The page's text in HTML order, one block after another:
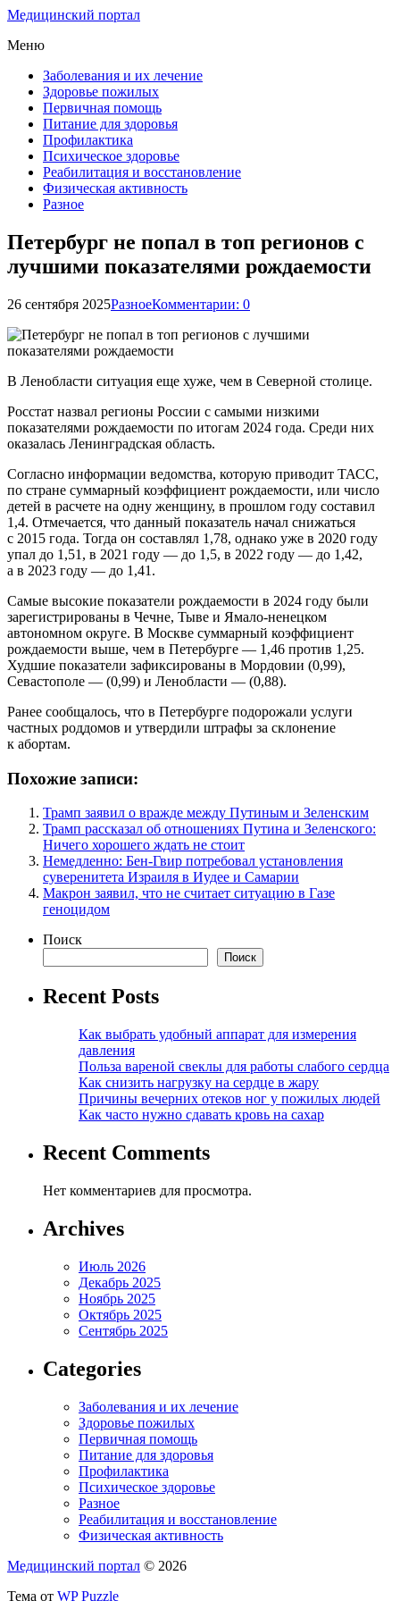
Медицинский портал
Меню
Заболевания и их лечение
Здоровье пожилых
Первичная помощь
Питание для здоровья
Профилактика
Психическое здоровье
Реабилитация и восстановление
Физическая активность
Разное
Петербург не попал в топ регионов с
лучшими показателями рождаемости
26 сентября 2025РазноеКомментарии: 0
В Ленобласти ситуация еще хуже, чем в Северной столице.
Росстат назвал регионы России с самыми низкими
показателями рождаемости по итогам 2024 года. Среди них
оказалась Ленинградская область.
Согласно информации ведомства, которую приводит ТАСС,
по стране суммарный коэффициент рождаемости, или число
детей в расчете на одну женщину, в прошлом году составил
1,4. Отмечается, что данный показатель начал снижаться
с 2015 года. Тогда он составлял 1,78, однако уже в 2020 году
упал до 1,51, в 2021 году — до 1,5, в 2022 году — до 1,42,
а в 2023 году — до 1,41.
Самые высокие показатели рождаемости в 2024 году были
зарегистрированы в Чечне, Тыве и Ямало-ненецком
автономном округе. В Москве суммарный коэффициент
рождаемости выше, чем в Петербурге — 1,46 против 1,25.
Худшие показатели зафиксированы в Мордовии (0,99),
Севастополе — (0,99) и Ленобласти — (0,88).
Ранее сообщалось, что в Петербурге подорожали услуги
частных роддомов и утвердили штрафы за склонение
к абортам.
Похожие записи:
Трамп заявил о вражде между Путиным и Зеленским
Трамп рассказал об отношениях Путина и Зеленского:
Ничего хорошего ждать не стоит
Немедленно: Бен-Гвир потребовал установления
суверенитета Израиля в Иудее и Самарии
Макрон заявил, что не считает ситуацию в Газе
геноцидом
Поиск
Поиск
Recent Posts
Как выбрать удобный аппарат для измерения
давления
Польза вареной свеклы для работы слабого сердца
Как снизить нагрузку на сердце в жару
Причины вечерних отеков ног у пожилых людей
Как часто нужно сдавать кровь на сахар
Recent Comments
Нет комментариев для просмотра.
Archives
Июль 2026
Декабрь 2025
Ноябрь 2025
Октябрь 2025
Сентябрь 2025
Categories
Заболевания и их лечение
Здоровье пожилых
Первичная помощь
Питание для здоровья
Профилактика
Психическое здоровье
Разное
Реабилитация и восстановление
Физическая активность
Медицинский портал © 2026
Тема от WP Puzzle